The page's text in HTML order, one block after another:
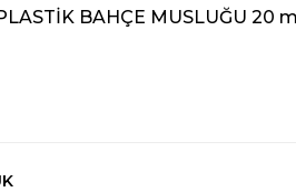
BAHÇE MUSLUĞU 20